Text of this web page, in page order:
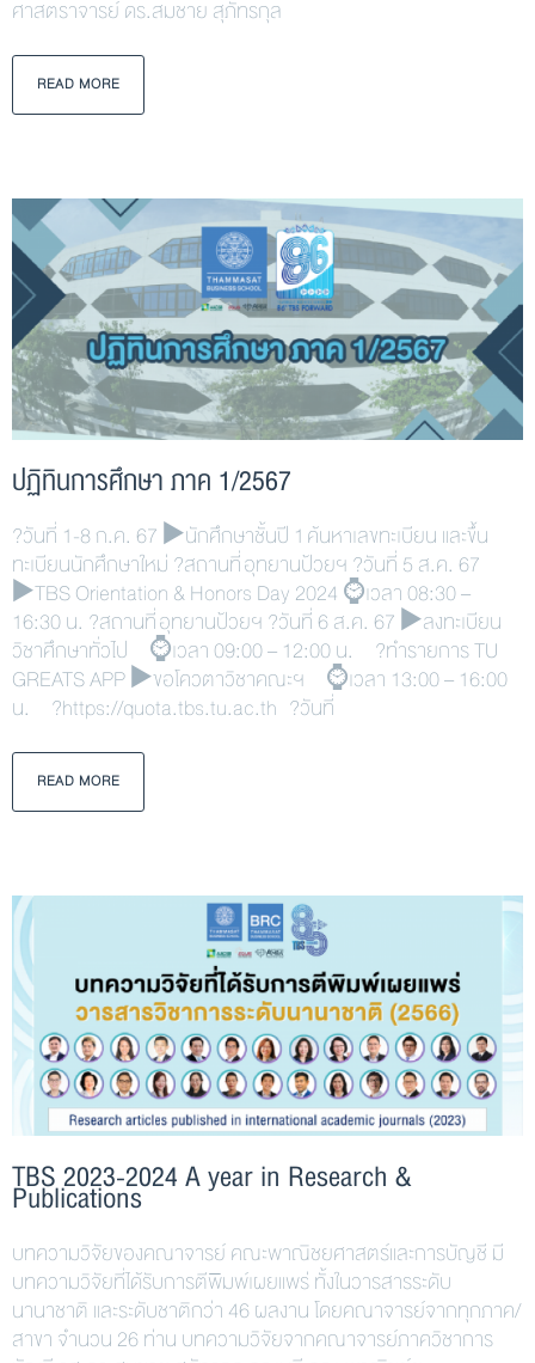
ศาสตราจารย์ ดร.สมชาย สุภัทรกุล
READ MORE
ปฏิทินการศึกษา ภาค 1/2567
?วันที่ 1-8 ก.ค. 67 ▶️นักศึกษาชั้นปี 1 ค้นหาเลขทะเบียน และขึ้น
ทะเบียนนักศึกษาใหม่ ?สถานที่ อุทยานป้วยฯ ?วันที่ 5 ส.ค. 67
▶️TBS Orientation & Honors Day 2024 ⌚เวลา 08:30 –
16:30 น. ?สถานที่ อุทยานป้วยฯ ?วันที่ 6 ส.ค. 67 ▶️ลงทะเบียน
วิชาศึกษาทั่วไป ⌚เวลา 09:00 – 12:00 น. ?ทำรายการ TU
GREATS APP ▶️ขอโควตาวิชาคณะฯ ⌚เวลา 13:00 – 16:00
น. ?https://quota.tbs.tu.ac.th ?วันที่
READ MORE
TBS 2023-2024 A year in Research &
Publications
บทความวิจัยของคณาจารย์ คณะพาณิชยศาสตร์และการบัญชี มี
บทความวิจัยที่ได้รับการตีพิมพ์เผยแพร่ ทั้งในวารสารระดับ
นานาชาติ และระดับชาติกว่า 46 ผลงาน โดยคณาจารย์จากทุกภาค/
สาขา จำนวน 26 ท่าน บทความวิจัยจากคณาจารย์ภาควิชาการ